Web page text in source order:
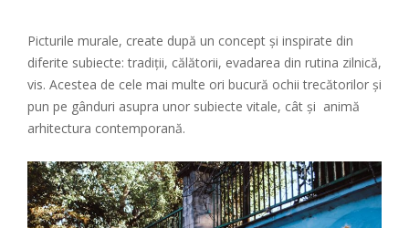
Picturile murale, create după un concept și inspirate din
diferite subiecte: tradiţii, călătorii, evadarea din rutina zilnică,
vis. Acestea de cele mai multe ori bucură ochii trecătorilor şi
pun pe gânduri asupra unor subiecte vitale, cât şi animă
arhitectura contemporană.